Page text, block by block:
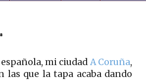
mi ciudad A Coruña,
las que la tapa acaba dando